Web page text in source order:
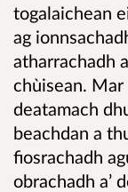
togalaichean
ag
atharrachadh
chùisean.
deatamach
beachdan a
fiosrachadh
obrachadh a’